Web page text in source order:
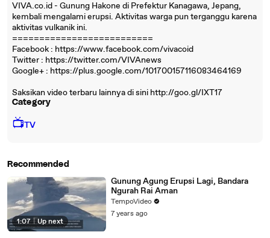
VIVA.co.id - Gunung Hakone di Prefektur Kanagawa, Jepang,
kembali mengalami erupsi. Aktivitas warga pun terganggu karena
aktivitas vulkanik ini.
==========================
Facebook : https://www.facebook.com/vivacoid
Twitter : https://twitter.com/VIVAnews‎
Google+ : https://plus.google.com/101700157116083464169
Saksikan video terbaru lainnya di sini http://goo.gl/IXT17
Category
📺TV
Recommended
1:07 | Up next
Gunung Agung Erupsi Lagi, Bandara
Ngurah Rai Aman
TempoVideo
7 years ago